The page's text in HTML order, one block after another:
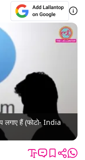
लगाए हैं (फोटो- India